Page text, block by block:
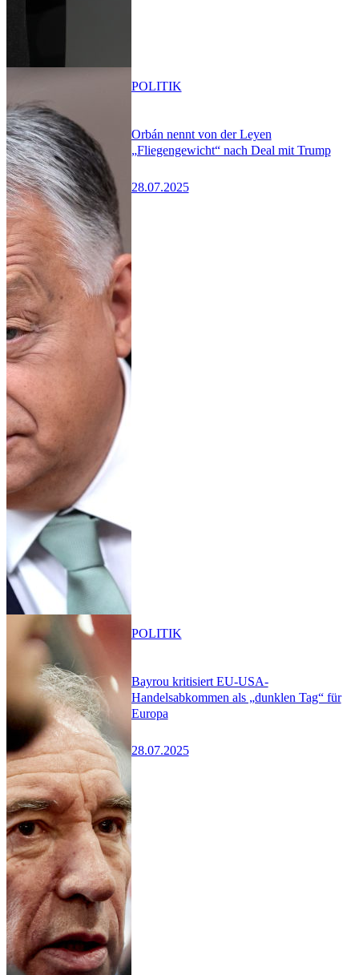
Orbán nennt von der Leyen
„Fliegengewicht“ nach Deal mit Trump
28.07.2025
POLITIK
Bayrou kritisiert EU-USA-
Handelsabkommen als „dunklen Tag“ für
Europa
28.07.2025
POLITIK